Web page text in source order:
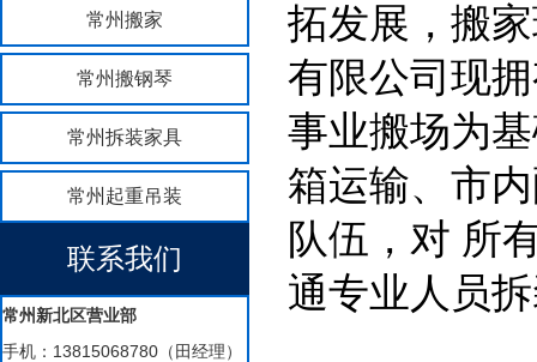
常州搬家
常州搬钢琴
常州拆装家具
常州起重吊装
联系我们
常州新北区营业部
手机：13815068780（田经理）
拓发展，搬
有限公司现
事业搬场为
箱运输、市
队伍，对 所
通专业人员